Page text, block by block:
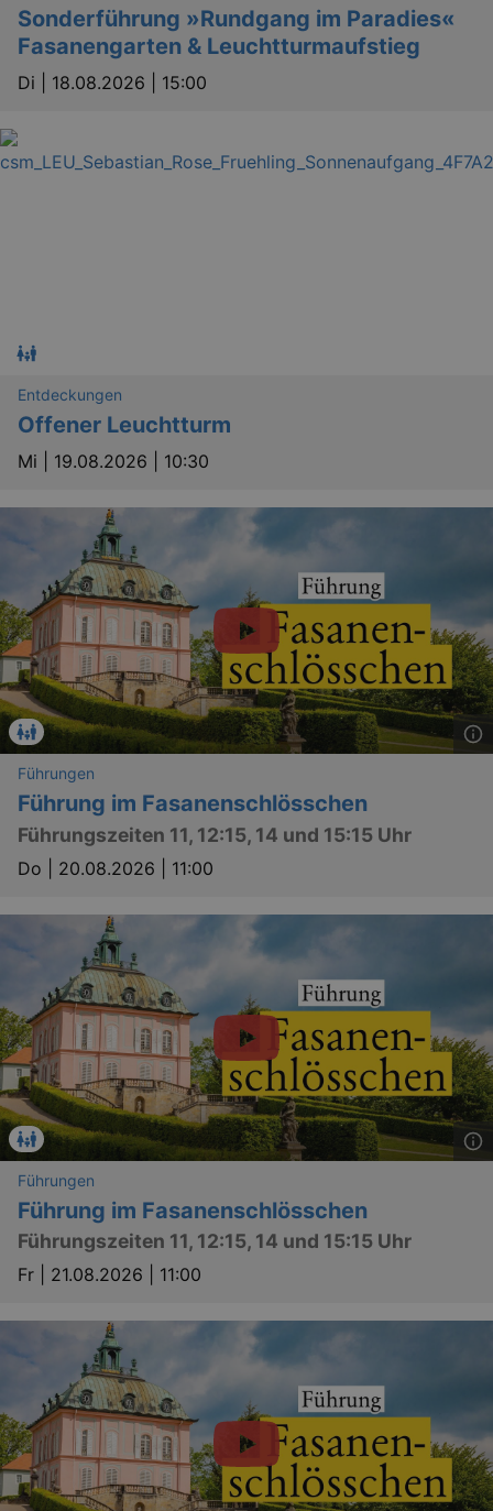
Sonderführung »Rundgang im Paradies«
Fasanengarten & Leuchtturmaufstieg
Di | 18.08.2026 | 15:00
Entdeckungen
Offener Leuchtturm
Mi | 19.08.2026 | 10:30
Führungen
Führung im Fasanenschlösschen
Führungszeiten 11, 12:15, 14 und 15:15 Uhr
Do | 20.08.2026 | 11:00
Führungen
Führung im Fasanenschlösschen
Führungszeiten 11, 12:15, 14 und 15:15 Uhr
Fr | 21.08.2026 | 11:00